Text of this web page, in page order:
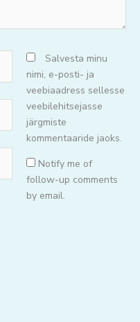
Salvesta minu
nimi, e-posti- ja
veebiaadress sellesse
veebilehitsejasse
järgmiste
kommentaaride jaoks.
Notify me of
follow-up comments
by email.